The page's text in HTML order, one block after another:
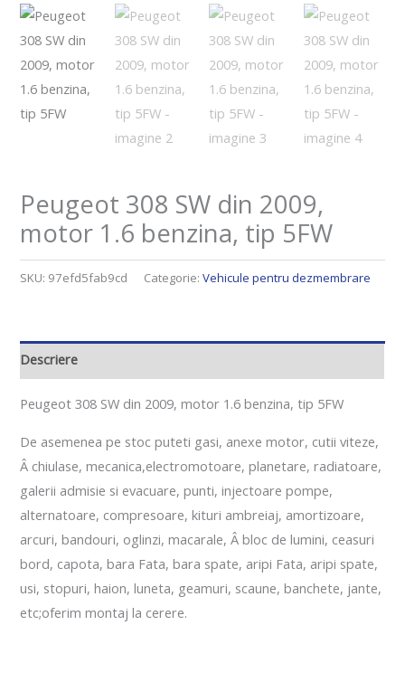
Peugeot 308 SW din 2009,
motor 1.6 benzina, tip 5FW
SKU: 97efd5fab9cd Categorie:Vehicule pentru dezmembrare
Descriere
Peugeot 308 SW din 2009, motor 1.6 benzina, tip 5FW
De asemenea pe stoc puteti gasi, anexe motor, cutii viteze,
Â chiulase, mecanica,electromotoare, planetare, radiatoare,
galerii admisie si evacuare, punti, injectoare pompe,
alternatoare, compresoare, kituri ambreiaj, amortizoare,
arcuri, bandouri, oglinzi, macarale, Â bloc de lumini, ceasuri
bord, capota, bara Fata, bara spate, aripi Fata, aripi spate,
usi, stopuri, haion, luneta, geamuri, scaune, banchete, jante,
etc;oferim montaj la cerere.